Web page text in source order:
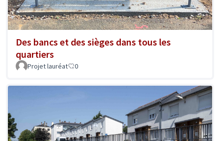
Des bancs et des sièges dans tous les
quartiers
Projet lauréat 0